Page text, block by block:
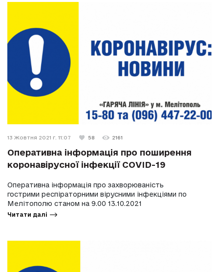
13 Жовтня 2021 г. 11:07 58 2161
Оперативна інформація про поширення
коронавірусної інфекції COVID-19
Оперативна інформація про захворюваність
гострими респіраторними вірусними інфекціями по
Мелітополю станом на 9.00 13.10.2021
Читати далі